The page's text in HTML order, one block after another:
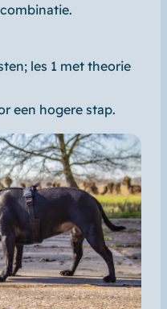
les 1 met theorie
een hogere stap.